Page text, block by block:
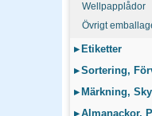
Wellpapplådor
Övrigt
▸ Etiketter
▸Sortering,
▸ Märkning,
▸Almanackor,